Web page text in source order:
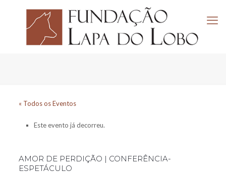
« Todos os Eventos
Este evento já decorreu.
AMOR DE PERDIÇÃO | CONFERÊNCIA-
ESPETÁCULO